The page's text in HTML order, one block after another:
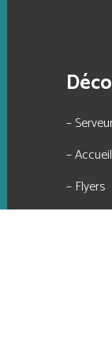
–
– Accueil
– Flyers